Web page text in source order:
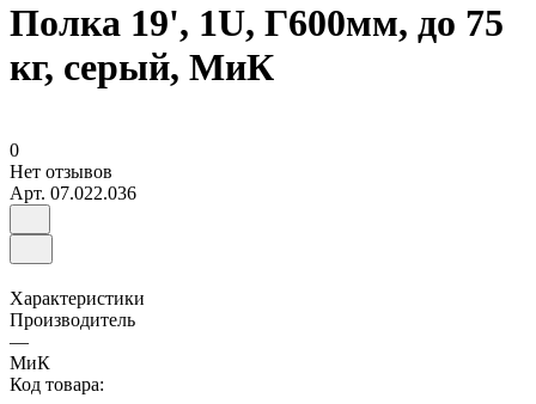
Полка 19', 1U, Г600мм, до 75
кг, серый, МиК
0
Нет отзывов
Арт. 07.022.036
Характеристики
Производитель
—
МиК
Код товара: